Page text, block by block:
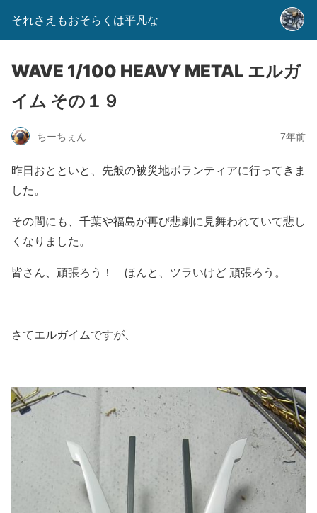
それさえもおそらくは平凡な
WAVE 1/100 HEAVY METAL エルガ
イム その１９
ちーちぇん 7年前
昨日おとといと、先般の被災地ボランティアに行ってきま
した。
その間にも、千葉や福島が再び悲劇に見舞われていて悲し
くなりました。
皆さん、頑張ろう！ ほんと、ツラいけど 頑張ろう。
さてエルガイムですが、